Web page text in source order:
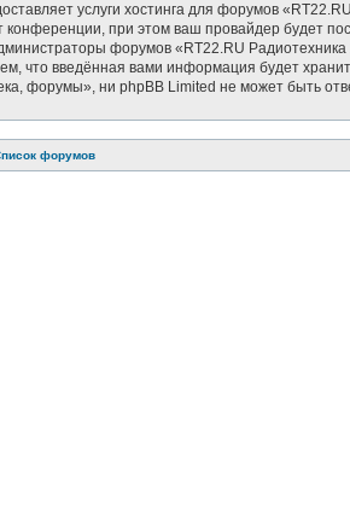
услуги хостинга для форумов
при этом ваш провайдер будет
форумов «RT22.RU
что введённая вами информация будет
форумы», ни phpBB Limited не может быть
форумов